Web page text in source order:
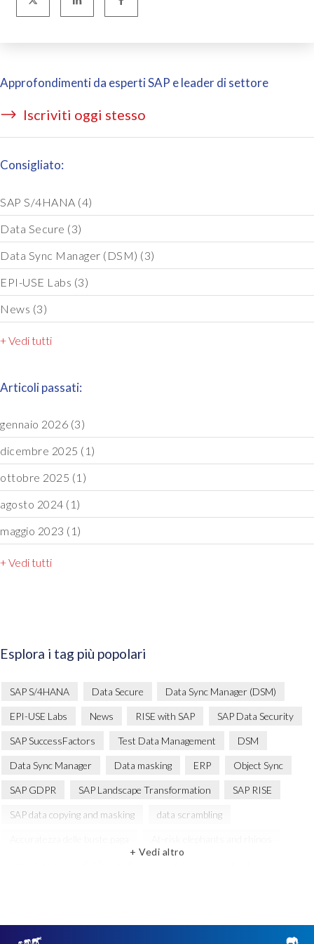
Approfondimenti da esperti SAP e leader di settore
Iscriviti oggi stesso
Consigliato:
SAP S/4HANA (4)
Data Secure (3)
Data Sync Manager (DSM) (3)
EPI-USE Labs (3)
News (3)
+ Vedi tutti
Articoli passati:
gennaio 2026 (3)
dicembre 2025 (1)
ottobre 2025 (1)
agosto 2024 (1)
maggio 2023 (1)
+ Vedi tutti
Esplora i tag più popolari
SAP S/4HANA Data Secure Data Sync Manager (DSM)
EPI-USE Labs News RISE with SAP SAP Data Security
SAP SuccessFactors Test Data Management DSM
Data Sync Manager Data masking ERP Object Sync
SAP GDPR SAP Landscape Transformation SAP RISE
SAP data copying and masking data scrambling
Data privacy regulations
+ Vedi altro